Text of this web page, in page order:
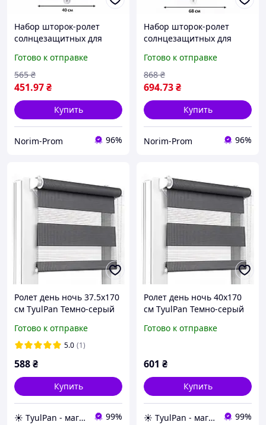
Набор шторок-ролет
солнцезащитных для
RolerProtect 3 шт 40 х 125
см Серебро
Готово к отправке
451.97₴
565 ₴
Купить
Norim-Prom 96%
Набор шторок-ролет
солнцезащитных для
RolerProtect 3 шт 68 х 125
см Серебро
Готово к отправке
694.73₴
868 ₴
Купить
Norim-Prom 96%
Ролет день ночь 37.5х170
см TyulPan Темно-серый
Готово к отправке
5.0 (1)
588₴
Купить
☀️ TyulPan - магазин готовых ролетов день-ночь 99%
Ролет день ночь 40х170
см TyulPan Темно-серый
Готово к отправке
601 ₴
Купить
☀️ TyulPan - магазин готовых ролетов день-ночь 99%